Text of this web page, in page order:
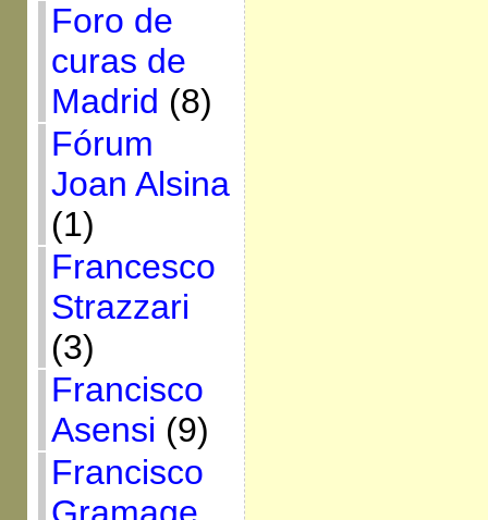
Foro de
curas de
Madrid (8)
Fórum
Joan Alsina
(1)
Francesco
Strazzari
(3)
Francisco
Asensi (9)
Francisco